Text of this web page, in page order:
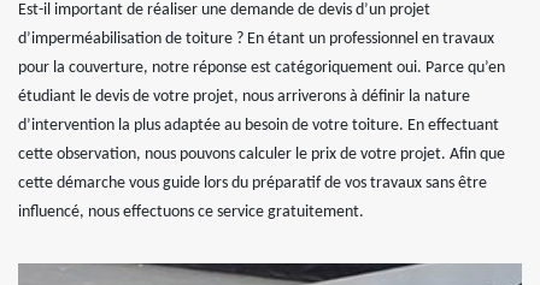
Est-il important de réaliser une demande de devis d’un projet
d’imperméabilisation de toiture ? En étant un professionnel en travaux
pour la couverture, notre réponse est catégoriquement oui. Parce qu’en
étudiant le devis de votre projet, nous arriverons à définir la nature
d’intervention la plus adaptée au besoin de votre toiture. En effectuant
cette observation, nous pouvons calculer le prix de votre projet. Afin que
cette démarche vous guide lors du préparatif de vos travaux sans être
influencé, nous effectuons ce service gratuitement.